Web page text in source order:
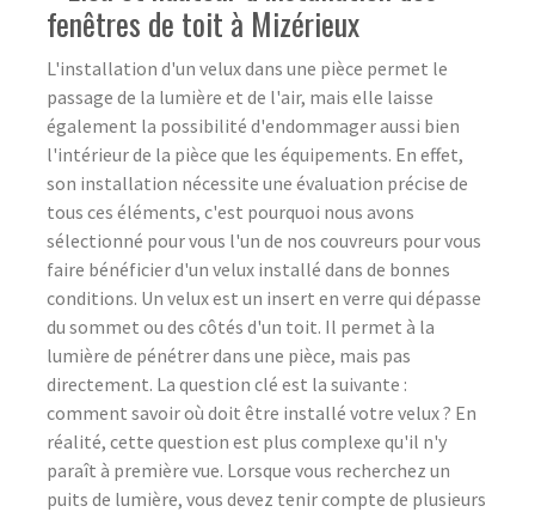
fenêtres de toit à Mizérieux
L'installation d'un velux dans une pièce permet le
passage de la lumière et de l'air, mais elle laisse
également la possibilité d'endommager aussi bien
l'intérieur de la pièce que les équipements. En effet,
son installation nécessite une évaluation précise de
tous ces éléments, c'est pourquoi nous avons
sélectionné pour vous l'un de nos couvreurs pour vous
faire bénéficier d'un velux installé dans de bonnes
conditions. Un velux est un insert en verre qui dépasse
du sommet ou des côtés d'un toit. Il permet à la
lumière de pénétrer dans une pièce, mais pas
directement. La question clé est la suivante :
comment savoir où doit être installé votre velux ? En
réalité, cette question est plus complexe qu'il n'y
paraît à première vue. Lorsque vous recherchez un
puits de lumière, vous devez tenir compte de plusieurs